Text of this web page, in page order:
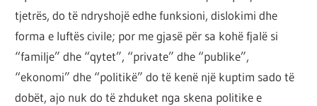
tjetrës, do të ndryshojë edhe funksioni, dislokimi dhe
forma e luftës civile; por me gjasë për sa kohë fjalë si
“familje” dhe “qytet”, “private” dhe “publike”,
“ekonomi” dhe “politikë” do të kenë një kuptim sado të
dobët, ajo nuk do të zhduket nga skena politike e